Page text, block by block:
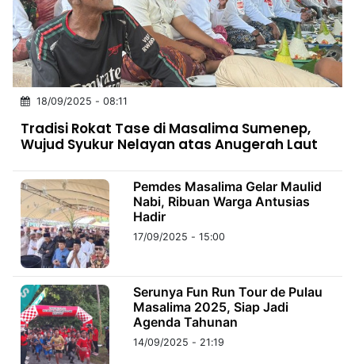
INDONESIA
Partner
NTB
Time
IDN
Jogja
Rakyat
News
Notice
Baru
Follow
Kabarbaru
18/09/2025 - 08:11
Tradisi Rokat Tase di Masalima Sumenep,
Wujud Syukur Nelayan atas Anugerah Laut
Pemdes Masalima Gelar Maulid
Nabi, Ribuan Warga Antusias
Hadir
17/09/2025 - 15:00
Serunya Fun Run Tour de Pulau
Masalima 2025, Siap Jadi
Agenda Tahunan
14/09/2025 - 21:19